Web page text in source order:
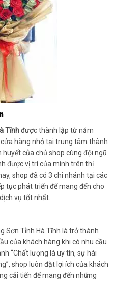
Tĩnhđược thành lập từ năm
hàng nhỏ tại trung tâm thành
của chủ shop cùng đội ngũ
được vị trí của mình trên thị
shop đã có 3 chi nhánh tại các
tục phát triển để mang đến cho
vụ tốt nhất.
Sơn Tỉnh Hà Tĩnh là trở thành
của khách hàng khi có nhu cầu
“Chất lượng là uy tín, sự hài
shop luôn đặt lợi ích của khách
cải tiến để mang đến những